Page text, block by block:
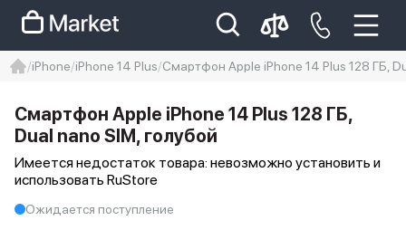
Iphone 14 pro max
айфон 14
iPhone iPhone 14 Plus Смартфон Apple iPhone 14 Plus 128 ГБ,
Смартфон Apple iPhone 14 Plus 128 ГБ,
Dual nano SIM, голубой
Имеется недостаток товара: невозможно установить и
использовать RuStore
Ожидается поступление